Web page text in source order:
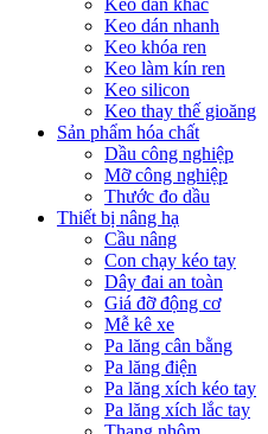
Keo dán khác
Keo dán nhanh
Keo khóa ren
Keo làm kín ren
Keo silicon
Keo thay thế gioăng
Sản phẩm hóa chất
Dầu công nghiệp
Mỡ công nghiệp
Thước đo dầu
Thiết bị nâng hạ
Cầu nâng
Con chạy kéo tay
Dây đai an toàn
Giá đỡ động cơ
Mễ kê xe
Pa lăng cân bằng
Pa lăng điện
Pa lăng xích kéo tay
Pa lăng xích lắc tay